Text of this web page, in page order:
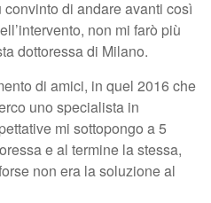
di andare avanti così
non mi farò più
dottoressa di Milano.
di amici, in quel 2016 che
uno specialista in
mi sottopongo a 5
e al termine la stessa,
non era la soluzione al